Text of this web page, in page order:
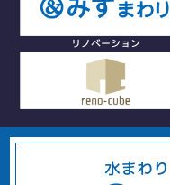
リノベーション
水まわ